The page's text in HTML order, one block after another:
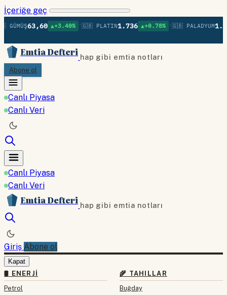
İçeriğe geç
63,60 ▲+3.40% •🇬🇧 PLATIN1.736 ▲+0.78% •🇬🇧 PALADYUM
Emtia Defteri hap gibi emtia notları
Abone ol
Canlı Piyasa
Canlı Veri
Canlı Piyasa
Canlı Veri
Emtia Defteri hap gibi emtia notları
Giriş Abone ol
Kapat
🛢 ENERJI
Petrol
🌾 TAHILLAR
Buğday